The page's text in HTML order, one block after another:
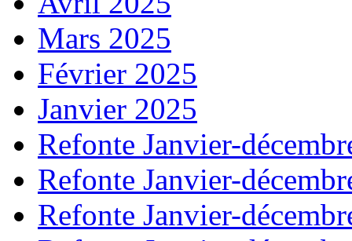
Mars 2025
Février 2025
Janvier 2025
Refonte Janvier-
Refonte Janvier-
Refonte Janvier-